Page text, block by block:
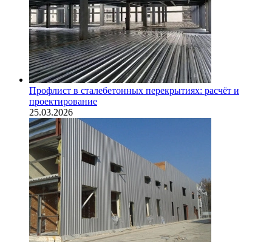
Профлист в сталебетонных перекрытиях: расчёт и
проектирование
25.03.2026